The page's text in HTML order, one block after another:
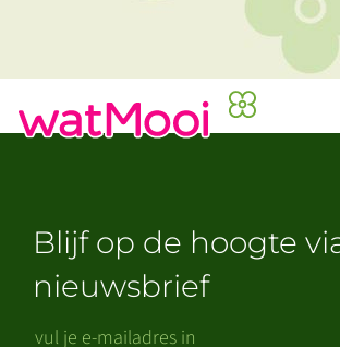
Blijf op de hoogte
nieuwsbrief